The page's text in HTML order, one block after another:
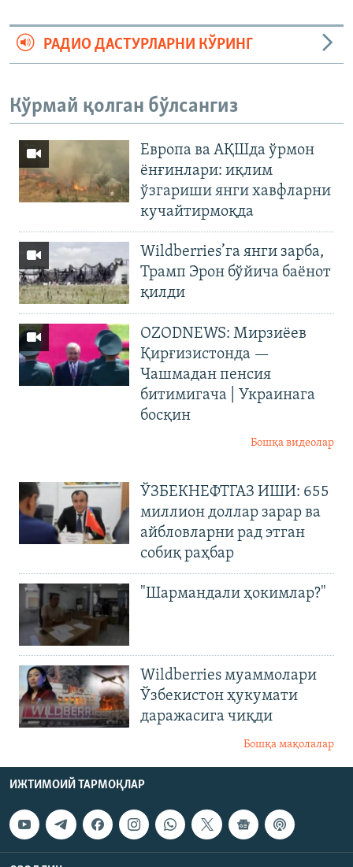
РАДИО ДАСТУРЛАРНИ КЎРИНГ
Кўрмай қолган бўлсангиз
Европа ва АҚШда ўрмон
ёнғинлари: иқлим
ўзгариши янги хавфларни
кучайтирмоқда
Wildberries’га янги зарба,
Трамп Эрон бўйича баёнот
қилди
OZODNEWS: Мирзиёев
Қирғизистонда —
Чашмадан пенсия
битимигача | Украинага
босқин
Бошқа видеолар
ЎЗБЕКНЕФТГАЗ ИШИ: 655
миллион доллар зарар ва
айбловларни рад этган
собиқ раҳбар
"Шармандали ҳокимлар?"
Wildberries муаммолари
Ўзбекистон ҳукумати
даражасига чиқди
Бошқа мақолалар
ИЖТИМОИЙ ТАРМОҚЛАР